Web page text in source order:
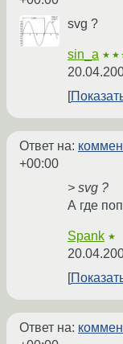
svg ?
sin_a
Ответ на:
+00:00
> svg ?
А где
Spank ★
Ответ на: